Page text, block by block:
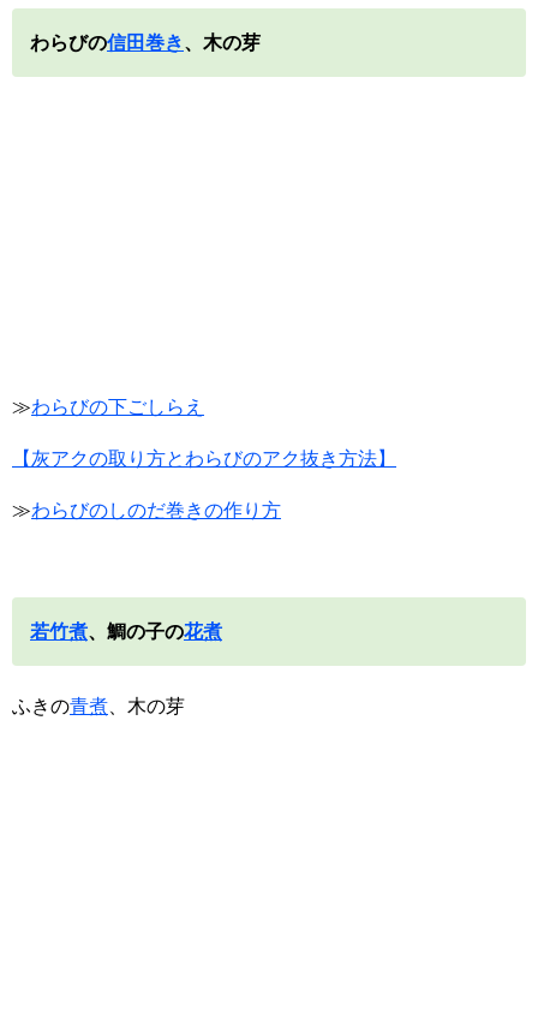
わらびの信田巻き、木の芽
≫わらびの下ごしらえ
【灰アクの取り方とわらびのアク抜き方法】
≫わらびのしのだ巻きの作り方
若竹煮、鯛の子の花煮
ふきの青煮 、木の芽